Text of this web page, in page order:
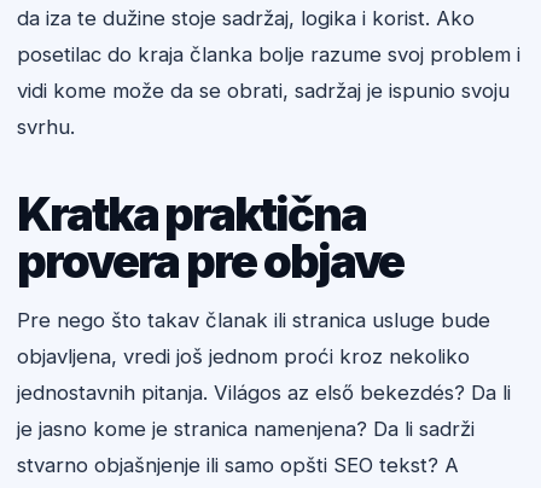
da iza te dužine stoje sadržaj, logika i korist. Ako
posetilac do kraja članka bolje razume svoj problem i
vidi kome može da se obrati, sadržaj je ispunio svoju
svrhu.
Kratka praktična
provera pre objave
Pre nego što takav članak ili stranica usluge bude
objavljena, vredi još jednom proći kroz nekoliko
jednostavnih pitanja. Világos az első bekezdés? Da li
je jasno kome je stranica namenjena? Da li sadrži
stvarno objašnjenje ili samo opšti SEO tekst? A